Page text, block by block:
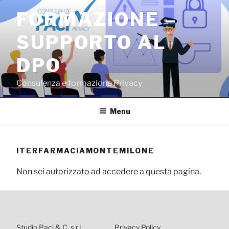
contenuto
FORMAZIONE –
SUPPORTO AL
DPO
Consulenza e formazione Privacy
Menu
ITERFARMACIAMONTEMILONE
Non sei autorizzato ad accedere a questa pagina.
Studio Paci & C. s.r.l. Privacy Policy